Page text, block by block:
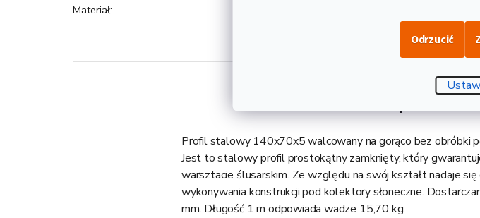
Odrzucić
Materiał:
Profil stalowy 140x70x5 walcowany na gorąco bez obróbki
Jest to stalowy profil prostokątny zamknięty, który
warsztacie ślusarskim. Ze względu na swój kształt nadaje
wykonywania konstrukcji pod kolektory słoneczne.
mm. Długość 1 m odpowiada wadze 15,70 kg.